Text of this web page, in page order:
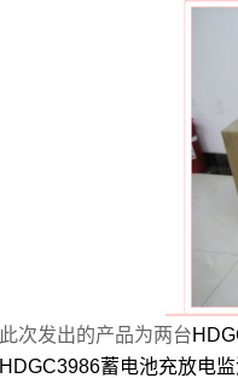
此次发出的产品为两台
HDGC3986蓄电池充放电